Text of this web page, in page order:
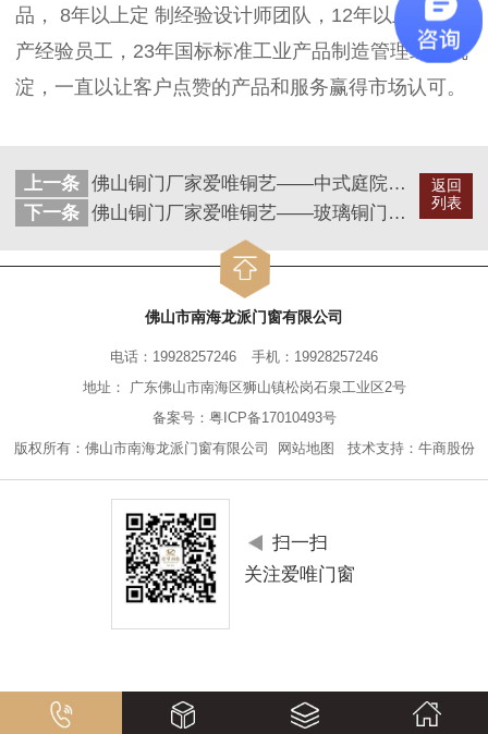
品， 8年以上定 制经验设计师团队，12年以上铜艺生
产经验员工，23年国标标准工业产品制造管理经验沉
淀，一直以让客户点赞的产品和服务赢得市场认可。
返回
列表
上一条 佛山铜门厂家爱唯铜艺——中式庭院铜门定制铜门
下一条 佛山铜门厂家爱唯铜艺——玻璃铜门酒店铜门
佛山市南海龙派门窗有限公司
电话：19928257246
手机：19928257246
地址： 广东佛山市南海区狮山镇松岗石泉工业区2号
备案号： 粤ICP备17010493号
版权所有：佛山市南海龙派门窗有限公司
网站地图 技术支持： 牛商股份
扫一扫
关注爱唯门窗